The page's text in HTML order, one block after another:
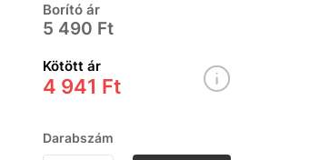
Borító ár
5 490 Ft
Kötött ár
4 941 Ft
Darabszám